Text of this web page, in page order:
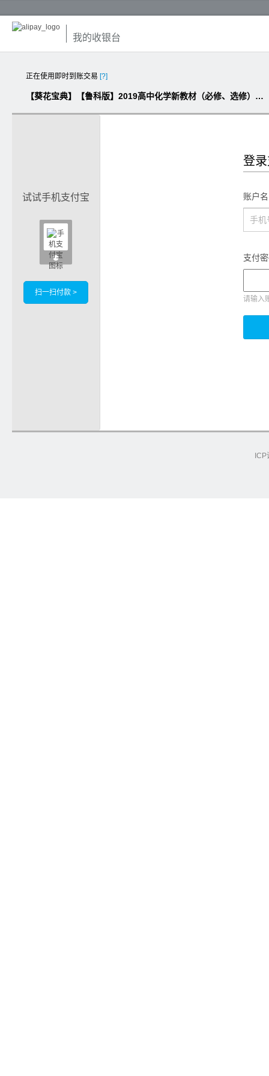
我的收银台
正在使用即时到账交易 [?]
【葵花宝典】【鲁科版】2019高中化学新教材（必修、选修）全系列ppt教学课件库
试试手机支付宝

扫一扫付款 >
登
账户
支付
请输入